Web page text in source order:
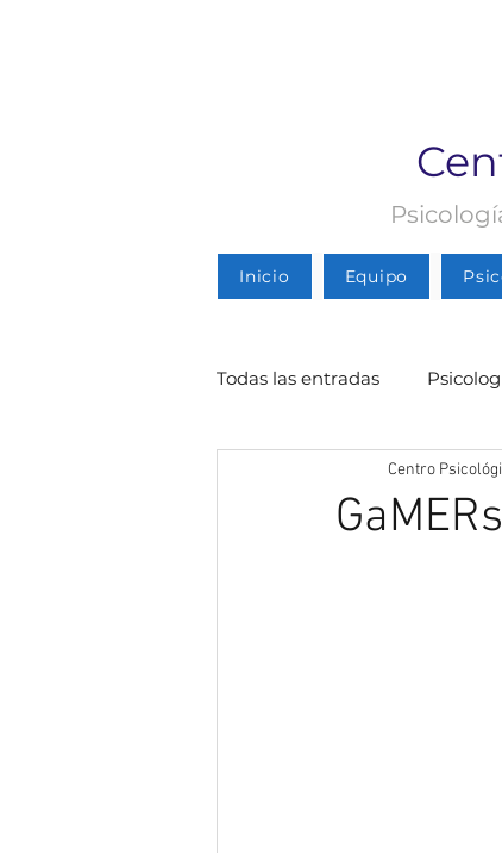
Inicio Equipo
Todas las entradas
Psicología Infantil
GaMERs
Centro